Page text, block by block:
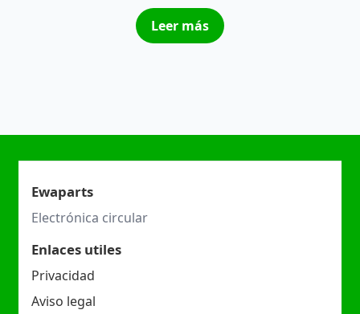
Leer más
Ewaparts
Electrónica circular
Enlaces utiles
Privacidad
Aviso legal